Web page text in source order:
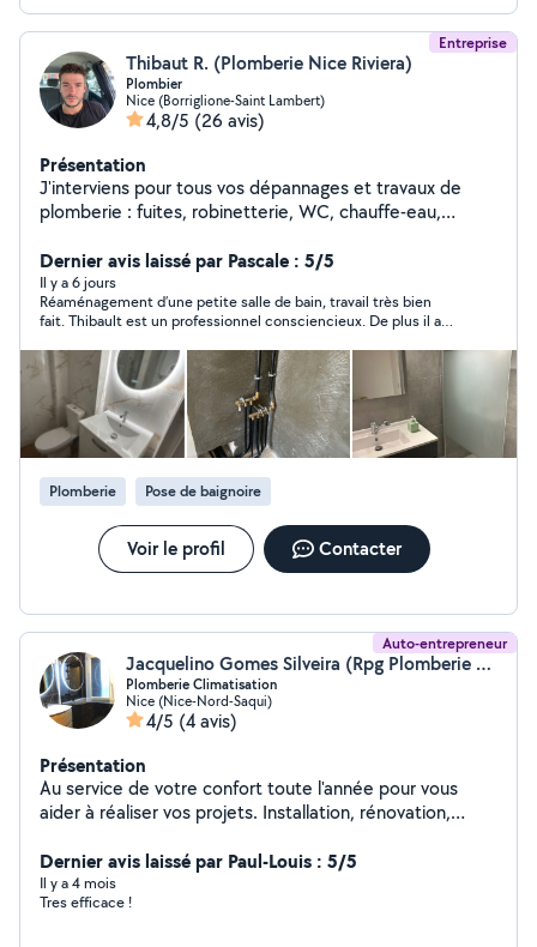
Entreprise
Thibaut R. (Plomberie Nice Riviera)
Plombier
Nice (Borriglione-Saint Lambert)
4,8/5 (26 avis)
Présentation
J'interviens pour tous vos dépannages et travaux de
plomberie : fuites, robinetterie, WC, chauffe-eau,
et soigné, devis clair avant intervention, tarifs honnêtes
et adaptés à votre budget. Réactif et à l'écoute, je
privilégie toujours des solutions durables. Disponible
rapidement sur Nice et alentours.
Dernier avis laissé par Pascale : 5/5
Il y a 6 jours
Réaménagement d’une petite salle de bain, travail très bien
fait. Thibault est un professionnel consciencieux. De plus il a
imprévu de fuite d’eau au niveau des toilettes. Ses tarifs sont
raisonnables. Je recommande à 100% sans aucun doute.
Plomberie Pose de baignoire
Voir le profil Contacter
Auto-entrepreneur
Jacquelino Gomes Silveira (Rpg Plomberie Nice)
Plomberie Climatisation
Nice (Nice-Nord-Saqui)
4/5 (4 avis)
Présentation
Au service de votre confort toute l'année pour vous
aider à réaliser vos projets. Installation, rénovation,
fiables, adaptées à vos besoins et à votre budget. Devis
gratuit Réactivité, qualité et transparence.
Dernier avis laissé par Paul-Louis : 5/5
Il y a 4 mois
Tres efficace !